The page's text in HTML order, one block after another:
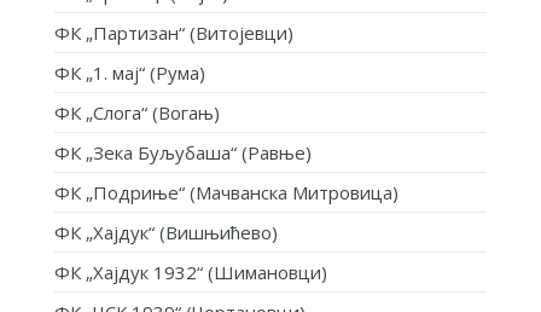
ФК „Партизан“ (Витојевци)
ФК „1. мај“ (Рума)
ФК „Слога“ (Вогањ)
ФК „Зека Буљубаша“ (Равње)
ФК „Подриње“ (Мачванска Митровица)
ФК „Хајдук“ (Вишњићево)
ФК „Хајдук 1932“ (Шимановци)